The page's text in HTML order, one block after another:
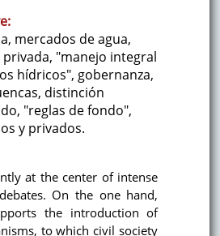
mercados de agua,
"manejo integral
hídricos", gobernanza,
distinción
"reglas de fondo",
y privados.
at the center of intense
On the one hand,
the introduction of
to which civil society